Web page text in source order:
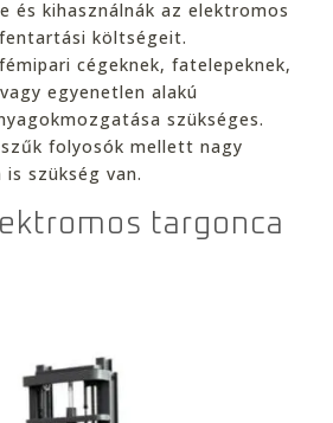
és kihasználnák az elektromos
költségeit.
cégeknek, fatelepeknek,
egyenetlen alakú
szükséges.
folyosók mellett nagy
szükség van.
targonca